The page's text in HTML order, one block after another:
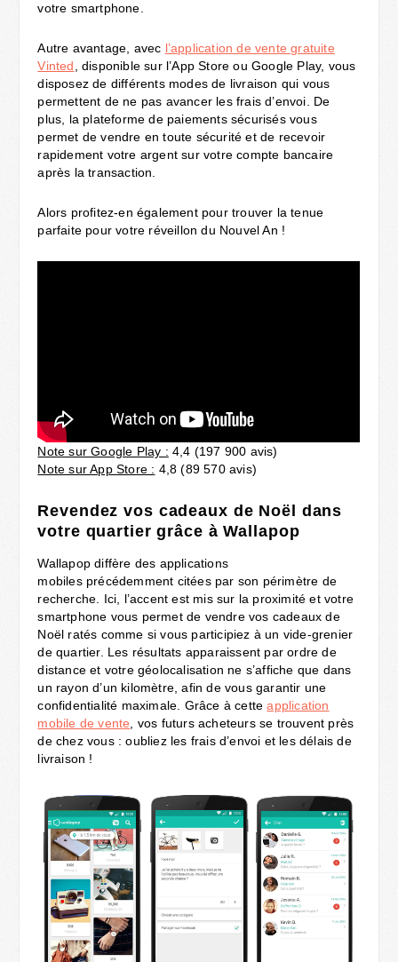
votre smartphone.
Autre avantage, avec l’application de vente gratuite
Vinted
, disponible sur l’App Store ou Google Play, vous
disposez de différents modes de livraison qui vous
permettent de ne pas avancer les frais d’envoi. De
plus, la plateforme de paiements sécurisés vous
permet de vendre en toute sécurité et de recevoir
rapidement votre argent sur votre compte bancaire
après la transaction.
Alors profitez-en également pour trouver la tenue
parfaite pour votre réveillon du Nouvel An !
Note sur Google Play : 4,4 (197 900 avis)
Note sur App Store : 4,8 (89 570 avis)
Revendez vos cadeaux de Noël dans
votre quartier grâce à Wallapop
Wallapop diffère des applications
mobiles précédemment citées par son périmètre de
recherche. Ici, l’accent est mis sur la proximité et votre
smartphone vous permet de vendre vos cadeaux de
Noël ratés comme si vous participiez à un vide-grenier
de quartier. Les résultats apparaissent par ordre de
distance et votre géolocalisation ne s’affiche que dans
un rayon d’un kilomètre, afin de vous garantir une
confidentialité maximale. Grâce à cetteapplication
mobile de vente, vos futurs acheteurs se trouvent près
de chez vous : oubliez les frais d’envoi et les délais de
livraison !